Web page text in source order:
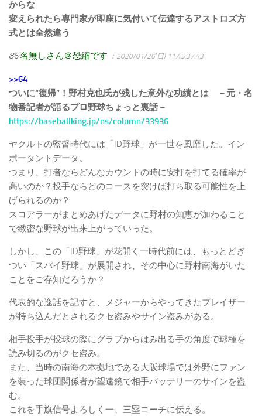
からな
変えられたら専門家が即座に気付いて伝達するアストロズ方
式とは全然違う
86名無しさん＠恐縮です ：2020/01/26(日) 11:45:37.43
>>64
ついに“復帰”！野村克也氏が残した意外な功績とは －元・名
物番記者が語るプロ野球ちょっと裏話－
https://baseballking.jp/ns/column/33936
ヤクルトの監督時代には「ID野球」が一世を風靡した。イン
ポータントデータ。
つまり、打者ならどんなカウントの時に安打を打てる確率が
高いのか？投手ならどのコースを突けば打ち取る可能性を上
げられるのか？
スコアラーがまとめあげたデータに野村の知恵が加わること
で緻密な野球が出来上がっていった。
しかし、この「ID野球」が花開く一時代前には、もっとどぎ
つい「スパイ野球」が展開され、その中心に野村南海がいた
ことをご存知だろうか？
代表的な逸話を記すと、メジャーからやってきたプレイザー
が持ち込んだとされるクセ盗みやサイン盗みがある。
相手投手が投球の際にグラブからはみ出る手の角度で球種を
読み切るのがクセ盗み。
また、当時の南海の本拠地である大阪球場では外野にファン
を装った球団関係者が望遠鏡で相手バッテリーのサインを盗
む。
これを手旗信号よろしく一、三塁コーチに伝える。